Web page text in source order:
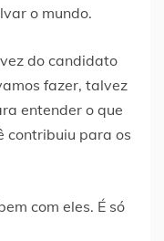
o mundo.
do candidato
fazer, talvez
entender o que
contribuiu para os
com eles. É só